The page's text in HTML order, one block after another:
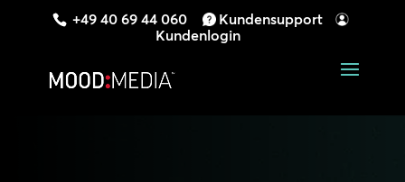
+49 40 69 44 060
Kundensupport
Kundenlogin